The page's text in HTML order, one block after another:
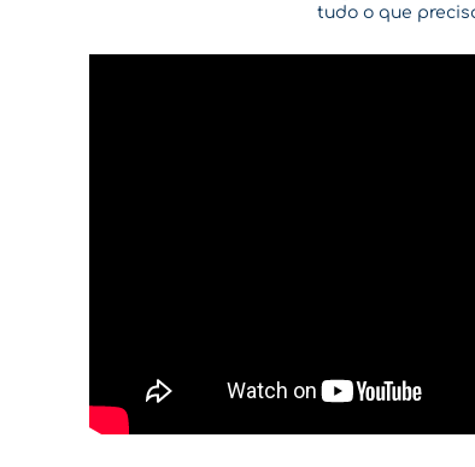
tudo o que